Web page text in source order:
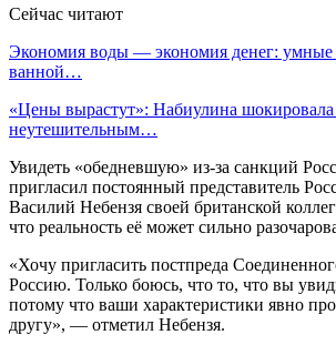
Сейчас читают
Экономия воды — экономия денег: умные
ванной…
«Цены вырастут»: Набиулина шокировала
неутешительным…
Увидеть «обедневшую» из-за санкций
пригласил постоянный представитель
Василий Небензя своей британской
что реальность её может сильно
«Хочу пригласить постпреда
Россию. Только боюсь, что то, что вы
потому что ваши характеристики явно
другу», — отметил Небензя.